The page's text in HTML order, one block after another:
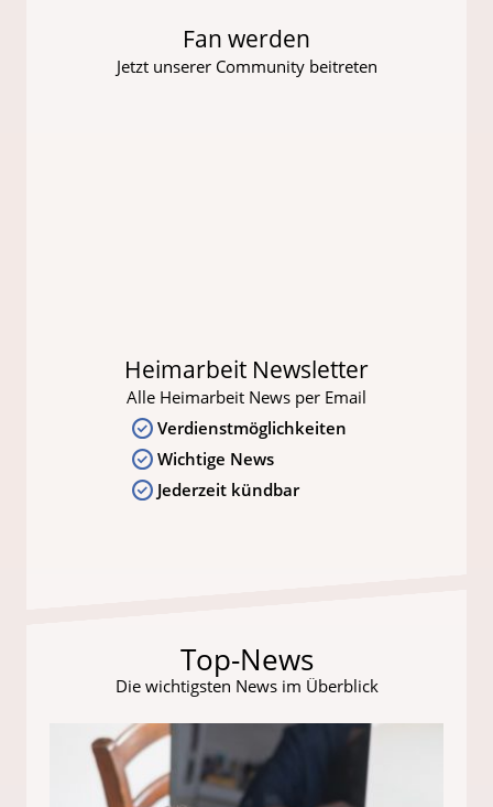
Fan werden
Jetzt unserer Community beitreten
Heimarbeit Newsletter
Alle Heimarbeit News per Email
Verdienstmöglichkeiten
Wichtige News
Jederzeit kündbar
Top-News
Die wichtigsten News im Überblick